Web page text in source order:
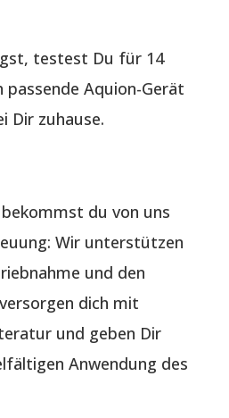
testest Du für 14
passende Aquion-Gerät
Dir zuhause.
du von uns
Wir unterstützen
und den
dich mit
und geben Dir
Anwendung des